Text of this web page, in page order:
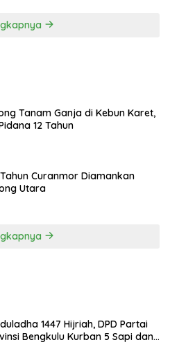
Tanam Ganja di Kebun Karet,
12 Tahun
Curanmor Diamankan
Utara
1447 Hijriah, DPD Partai
Bengkulu Kurban 5 Sapi dan 1